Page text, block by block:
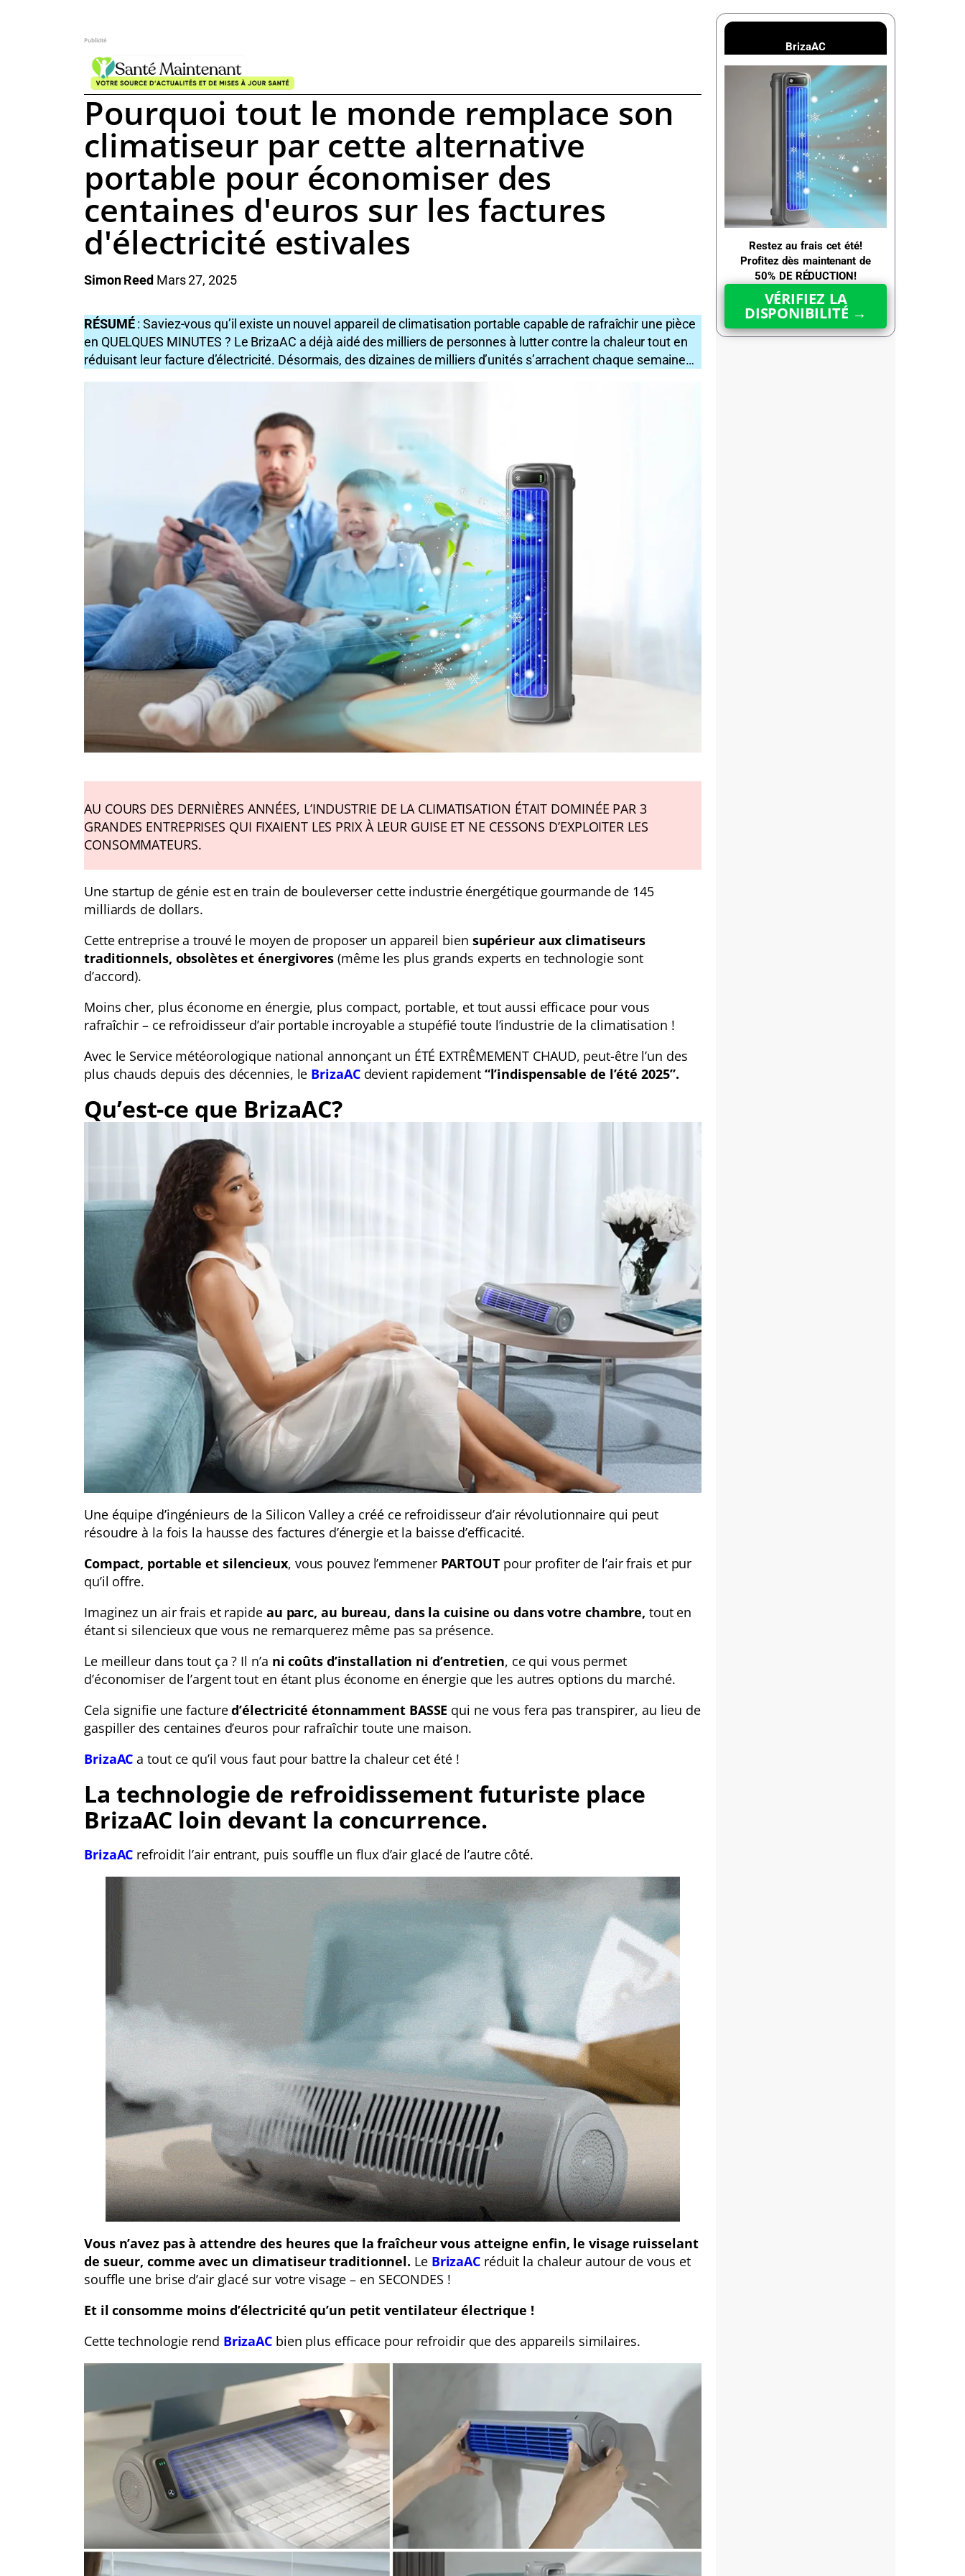
Publicité
Pourquoi tout le monde remplace son
climatiseur par cette alternative
portable pour économiser des
centaines d'euros sur les factures
d'électricité estivales
Simon Reed Mars 27, 2025
RÉSUMÉ: Saviez-vous qu’il existe un nouvel appareil de climatisation portable capable de rafraîchir une pièce
en QUELQUES MINUTES ? Le BrizaAC a déjà aidé des milliers de personnes à lutter contre la chaleur tout en
réduisant leur facture d’électricité. Désormais, des dizaines de milliers d’unités s’arrachent chaque semaine…
AU COURS DES DERNIÈRES ANNÉES, L’INDUSTRIE DE LA CLIMATISATION ÉTAIT DOMINÉE PAR 3
GRANDES ENTREPRISES QUI FIXAIENT LES PRIX À LEUR GUISE ET NE CESSONS D’EXPLOITER LES
CONSOMMATEURS.
Une startup de génie est en train de bouleverser cette industrie énergétique gourmande de 145
milliards de dollars.
Cette entreprise a trouvé le moyen de proposer un appareil bien supérieur aux climatiseurs
traditionnels, obsolètes et énergivores (même les plus grands experts en technologie sont
d’accord).
Moins cher, plus économe en énergie, plus compact, portable, et tout aussi efficace pour vous
rafraîchir – ce refroidisseur d’air portable incroyable a stupéfié toute l’industrie de la climatisation !
Avec le Service météorologique national annonçant un ÉTÉ EXTRÊMEMENT CHAUD, peut-être l’un des
plus chauds depuis des décennies, le BrizaAC devient rapidement “l’indispensable de l’été 2025”.
Qu’est-ce que BrizaAC?
Une équipe d’ingénieurs de la Silicon Valley a créé ce refroidisseur d’air révolutionnaire qui peut
résoudre à la fois la hausse des factures d’énergie et la baisse d’efficacité.
Compact, portable et silencieux, vous pouvez l’emmener PARTOUTpour profiter de l’air frais et pur
qu’il offre.
Imaginez un air frais et rapide au parc, au bureau, dans la cuisine ou dans votre chambre, tout en
étant si silencieux que vous ne remarquerez même pas sa présence.
Le meilleur dans tout ça ? Il n’a ni coûts d’installation ni d’entretien, ce qui vous permet
d’économiser de l’argent tout en étant plus économe en énergie que les autres options du marché.
Cela signifie une factured’électricité étonnamment BASSE qui ne vous fera pas transpirer, au lieu de
gaspiller des centaines d’euros pour rafraîchir toute une maison.
BrizaAC a tout ce qu’il vous faut pour battre la chaleur cet été !
La technologie de refroidissement futuriste place
BrizaAC loin devant la concurrence.
BrizaAC refroidit l’air entrant, puis souffle un flux d’air glacé de l’autre côté.
Vous n’avez pas à attendre des heures que la fraîcheur vous atteigne enfin, le visage ruisselant
de sueur, comme avec un climatiseur traditionnel. Le BrizaAC réduit la chaleur autour de vous et
souffle une brise d’air glacé sur votre visage – en SECONDES !
Et il consomme moins d’électricité qu’un petit ventilateur électrique !
Cette technologie rend BrizaAC bien plus efficace pour refroidir que des appareils similaires.
BrizaAC
Restez au frais cet été!
Profitez dès maintenant de
50% DE RÉDUCTION!
VÉRIFIEZ LA
DISPONIBILITÉ →